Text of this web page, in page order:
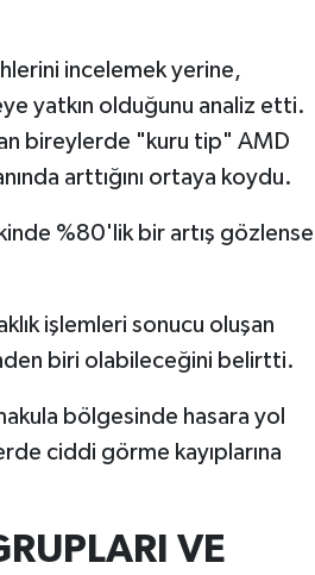
incelemek yerine,
yatkın olduğunu analiz etti.
bireylerde "kuru tip" AMD
arttığını ortaya koydu.
%80'lik bir artış gözlense
işlemleri sonucu oluşan
biri olabileceğini belirtti.
bölgesinde hasara yol
ciddi görme kayıplarına
VE